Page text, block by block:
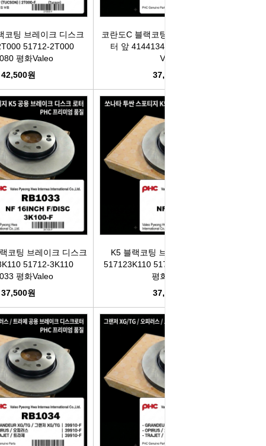
코팅 브레이크 디스크
51712-2T000
평화Valeo
42,500원
코란도C 블랙코팅 브레이크 디스크로
터 앞 4144134001 RB4014 평화
Valeo
37,900원
코팅 브레이크 디스크
51712-3K110
평화Valeo
37,500원
K5 블랙코팅 브레이크 디스크 앞
517123K110 51712-3K110 RB1033
평화Valeo
37,500원